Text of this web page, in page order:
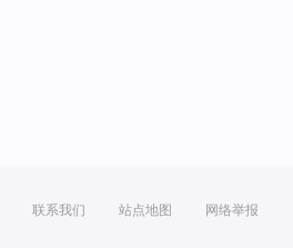
联系我们 站点地图 网络举报